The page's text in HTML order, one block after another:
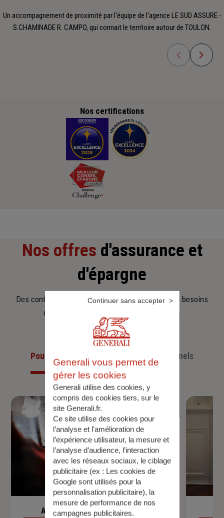
Un accompagnement de proximité par l'équipe de l'agence LE SUD ASSURE -
S.CHAMINADE R. CAMPO, qui connait le territoire autour de TOULON.
Nos certifications
Nos offres d'assurance et
d'épargne
Des contrats clairs et flexibles pour sécuriser vos besoins
d’aujourd’hui et anticiper ceux de demain.
Pour les particuliers Pour les professionnels
Assurance de prêt immobilier
Generali vous permet de
gérer les cookies
Generali utilise des cookies, y
compris des cookies tiers, sur le
site Generali.fr.
Ce site utilise des cookies pour
l’analyse et l'amélioration de
l’expérience utilisateur, la mesure et
l’analyse d’audience, l’interaction
avec les réseaux sociaux, le ciblage
publicitaire (ex : Les cookies de
Google sont utilisés pour la
personnalisation publicitaire), la
mesure de performance de nos
campagnes publicitaires.
Continuer sans accepter